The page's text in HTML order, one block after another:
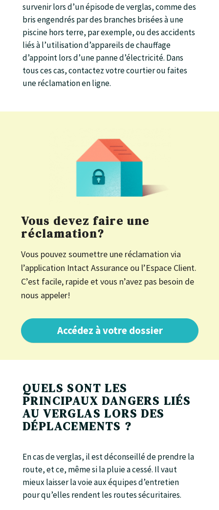
survenir lors d’un épisode de verglas, comme des
bris engendrés par des branches brisées à une
piscine hors terre, par exemple, ou des accidents
liés à l’utilisation d’appareils de chauffage
d’appoint lors d’une panne d’électricité. Dans
tous ces cas, contactez votre courtier ou faites
une réclamation en ligne.
Vous devez faire une
réclamation?
Vous pouvez soumettre une réclamation via
l’application Intact Assurance ou l’Espace Client.
C’est facile, rapide et vous n’avez pas besoin de
nous appeler!
Accédez à votre dossier
QUELS SONT LES
PRINCIPAUX DANGERS LIÉS
AU VERGLAS LORS DES
DÉPLACEMENTS ?
En cas de verglas, il est déconseillé de prendre la
route, et ce, même si la pluie a cessé. Il vaut
mieux laisser la voie aux équipes d’entretien
pour qu’elles rendent les routes sécuritaires.